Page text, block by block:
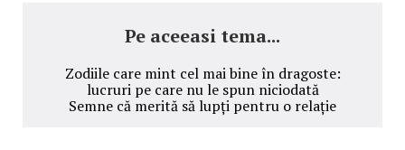
Pe aceeasi tema...
Zodiile care mint cel mai bine în dragoste:
lucruri pe care nu le spun niciodată
Semne că merită să lupți pentru o relație